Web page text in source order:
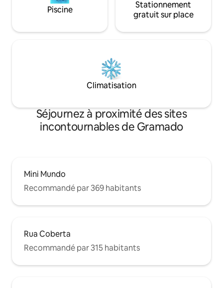
Piscine
Stationnement
gratuit sur place
Climatisation
Séjournez à proximité des sites
incontournables de Gramado
Mini Mundo
Recommandé par 369 habitants
Rua Coberta
Recommandé par 315 habitants